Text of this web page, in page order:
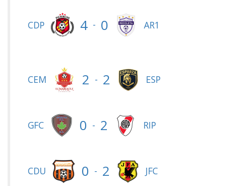
CDP 4 - 0 AR1
CEM 2 - 2 ESP
GFC 0 - 2 RIP
CDU 0 - 2 JFC